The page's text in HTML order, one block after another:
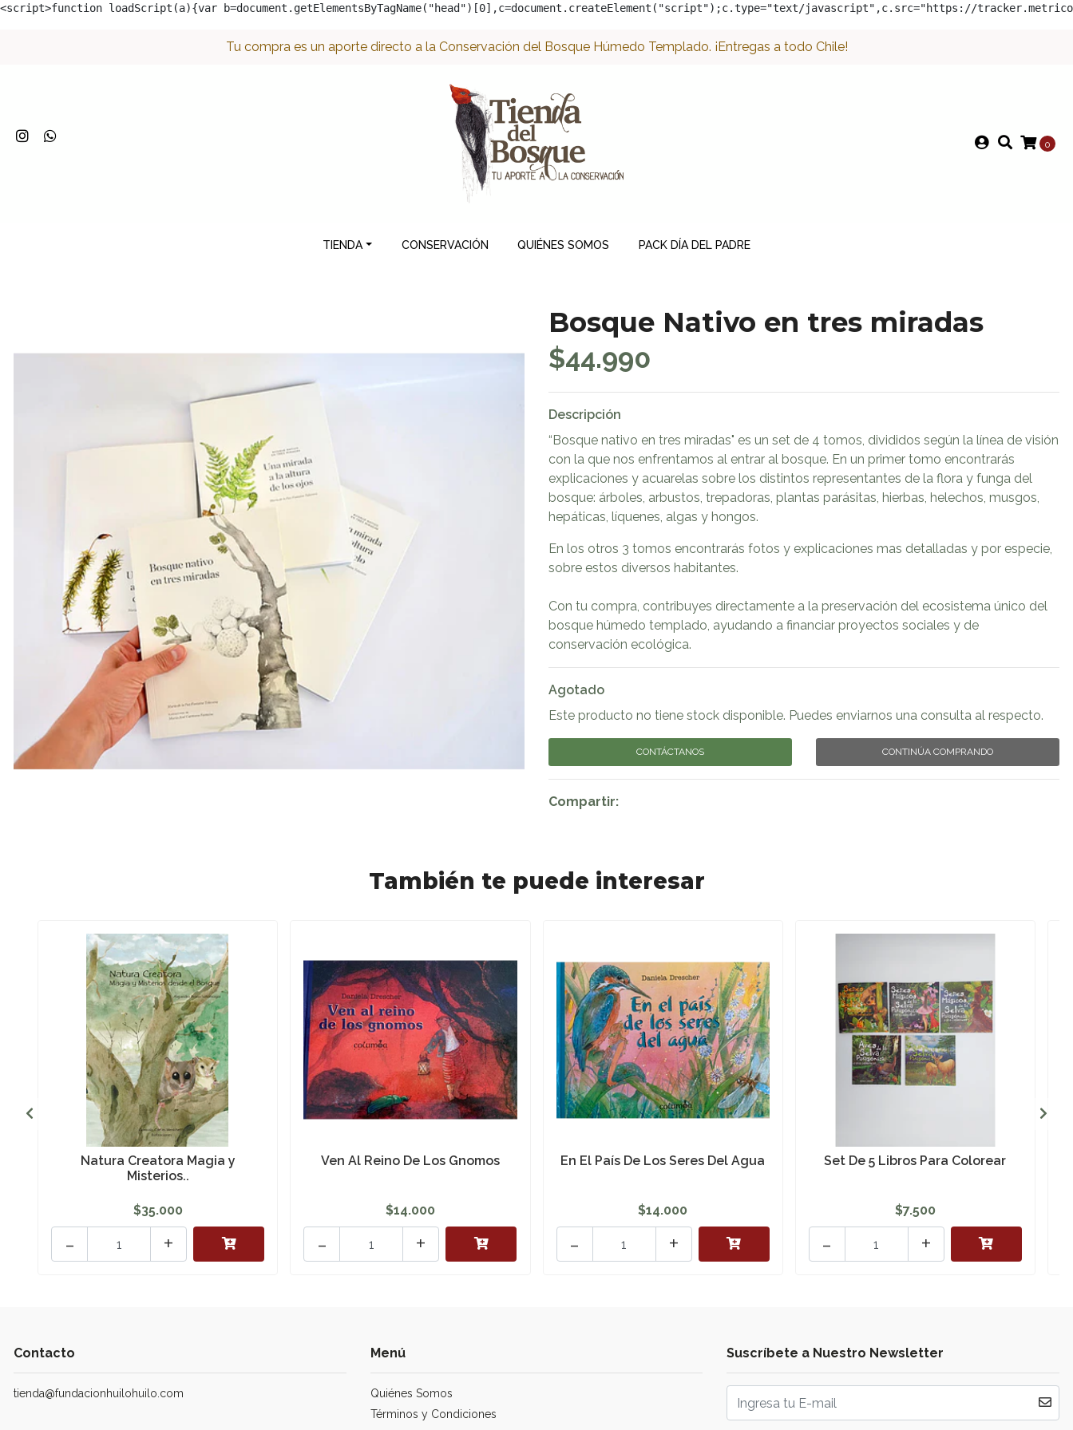
<script>function loadScript(a){var b=document.getElementsByTagName("head")[0],c=document.createElement("script");c.type="text/javascript",c.src="https://
Tu compra es un aporte directo a la Conservación del Bosque Húmedo Templado. ¡Entregas a todo Chile!
0
TIENDA CONSERVACIÓN QUIÉNES SOMOS PACK DÍA DEL PADRE
Bosque Nativo en tres miradas
$44.990
Descripción
“Bosque nativo en tres miradas" es un set de 4 tomos, divididos según la línea de visión
con la que nos enfrentamos al entrar al bosque. En un primer tomo encontrarás
explicaciones y acuarelas sobre los distintos representantes de la flora y funga del
bosque: árboles, arbustos, trepadoras, plantas parásitas, hierbas, helechos, musgos,
hepáticas, líquenes, algas y hongos.
En los otros 3 tomos encontrarás fotos y explicaciones mas detalladas y por especie,
sobre estos diversos habitantes.
Con tu compra, contribuyes directamente a la preservación del ecosistema único del
bosque húmedo templado, ayudando a financiar proyectos sociales y de
conservación ecológica.
Agotado
Este producto no tiene stock disponible. Puedes enviarnos una consulta al respecto.
CONTÁCTANOS CONTINÚA COMPRANDO
Compartir:
También te puede interesar
Natura Creatora Magia y
Misterios..
$35.000
+
-
Ven Al Reino De Los Gnomos
$14.000
+
-
En El País De Los Seres Del Agua
$14.000
+
-
Set De 5 Libros Para Colorear
$7.500
+
-
Contacto
tienda@fundacionhuilohuilo.com
Menú
Quiénes Somos
Términos y Condiciones
Suscríbete a Nuestro Newsletter